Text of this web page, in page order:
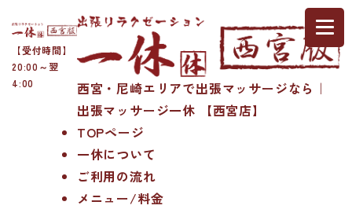
【受付時間】
20:00～翌
4:00
西宮・尼崎エリアで出張マッサージなら｜
出張マッサージ一休 【西宮店】
TOPページ
一休について
ご利用の流れ
メニュー/料金